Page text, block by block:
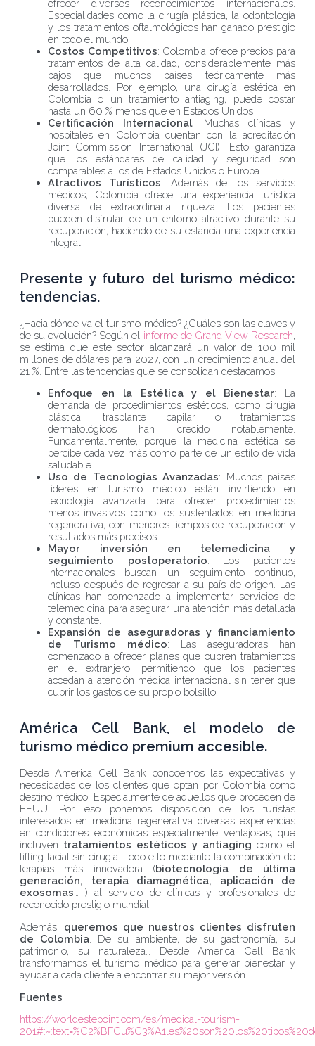
ofrecer diversos reconocimientos internacionales.
Especialidades como la cirugía plástica, la odontología
y los tratamientos oftalmológicos han ganado prestigio
en todo el mundo.
Costos Competitivos: Colombia ofrece precios para
tratamientos de alta calidad, considerablemente más
bajos que muchos países teóricamente más
desarrollados. Por ejemplo, una cirugía estética en
Colombia o un tratamiento antiaging, puede costar
hasta un 60 % menos que en Estados Unidos
Certificación Internacional: Muchas clínicas y
hospitales en Colombia cuentan con la acreditación
Joint Commission International (JCI). Esto garantiza
que los estándares de calidad y seguridad son
comparables a los de Estados Unidos o Europa.
Atractivos Turísticos: Además de los servicios
médicos, Colombia ofrece una experiencia turística
diversa de extraordinaria riqueza. Los pacientes
pueden disfrutar de un entorno atractivo durante su
recuperación, haciendo de su estancia una experiencia
integral.
Presente y futuro del turismo médico:
tendencias.
¿Hacia dónde va el turismo médico? ¿Cuáles son las claves y
de su evolución? Según el informe de Grand View Research
se estima que este sector alcanzará un valor de 100 mil
millones de dólares para 2027, con un crecimiento anual del
21 %. Entre las tendencias que se consolidan destacamos:
Enfoque en la Estética y el Bienestar: La
demanda de procedimientos estéticos, como cirugía
plástica, trasplante capilar o tratamientos
dermatológicos han crecido notablemente.
Fundamentalmente, porque la medicina estética se
percibe cada vez más como parte de un estilo de vida
saludable.
Uso de Tecnologías Avanzadas: Muchos países
líderes en turismo médico están invirtiendo en
tecnología avanzada para ofrecer procedimientos
menos invasivos como los sustentados en medicina
regenerativa, con menores tiempos de recuperación y
resultados más precisos.
Mayor inversión en telemedicina y
seguimiento postoperatorio: Los pacientes
internacionales buscan un seguimiento continuo,
incluso después de regresar a su país de origen. Las
clínicas han comenzado a implementar servicios de
telemedicina para asegurar una atención más detallada
y constante.
Expansión de aseguradoras y financiamiento
de Turismo médico: Las aseguradoras han
comenzado a ofrecer planes que cubren tratamientos
en el extranjero, permitiendo que los pacientes
accedan a atención médica internacional sin tener que
cubrir los gastos de su propio bolsillo.
América Cell Bank, el modelo de
turismo médico premium accesible.
Desde America Cell Bank conocemos las expectativas y
necesidades de los clientes que optan por Colombia como
destino médico. Especialmente de aquellos que proceden de
EEUU. Por eso ponemos disposición de los turistas
interesados en medicina regenerativa diversas experiencias
en condiciones económicas especialmente ventajosas, que
incluyen tratamientos estéticos y antiaging como el
lifting facial sin cirugía. Todo ello mediante la combinación de
terapias más innovadora (biotecnología de última
generación, terapia diamagnética, aplicación de
exosomas… ) al servicio de clínicas y profesionales de
reconocido prestigio mundial.
Además, queremos que nuestros clientes disfruten
de Colombia . De su ambiente, de su gastronomía, su
patrimonio, su naturaleza… Desde America Cell Bank
transformamos el turismo médico para generar bienestar y
ayudar a cada cliente a encontrar su mejor versión.
Fuentes
https://worldestepoint.com/es/medical-tourism-